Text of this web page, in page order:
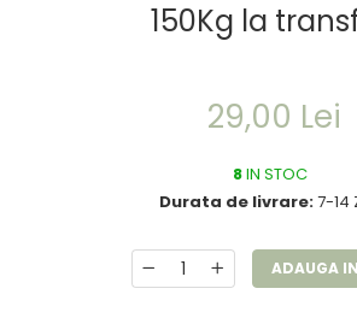
150Kg la
29,00 Lei
8IN STOC
Durata de livrare:7-14
ADAUGA